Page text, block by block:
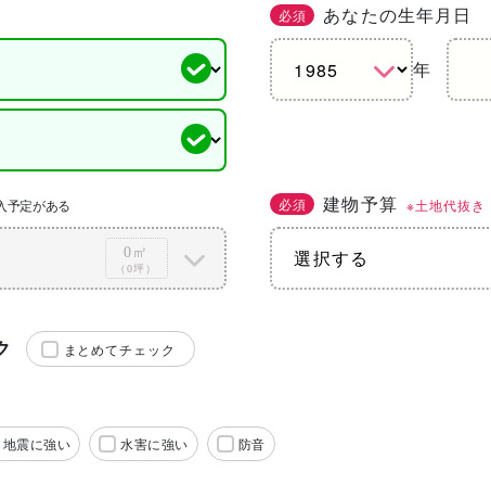
必須 あなたの生年月日
年
予定がある
0㎡
（0坪）
必須 建物予算 ※土地代抜き
まとめてチェック
地震に強い 水害に強い 防音